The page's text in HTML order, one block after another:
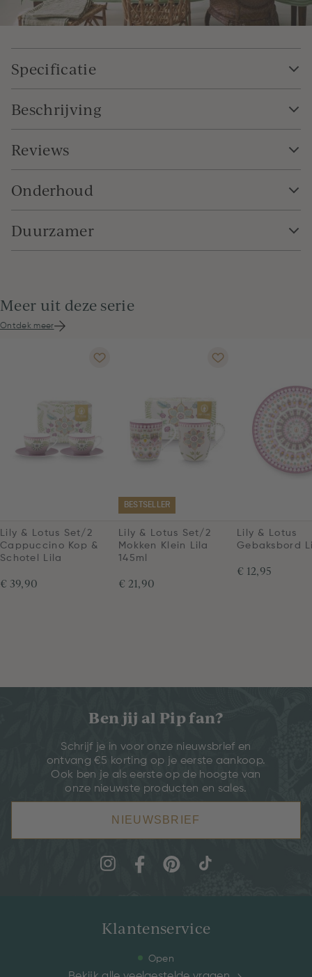
Specificatie
Beschrijving
Reviews
Onderhoud
Duurzamer
Meer uit deze serie
Ontdek meer
Lily & Lotus Set/2
Cappuccino Kop &
Schotel Lila
€ 39,90
BESTSELLER
Lily & Lotus Set/2
Mokken Klein Lila
145ml
€ 21,90
Lily & Lotus
Gebaksbord
€ 12,95
Ben jij al Pip fan?
Schrijf je in voor onze nieuwsbrief en
ontvang €5 korting op je eerste aankoop.
Ook ben je als eerste op de hoogte van
onze nieuwste producten en sales.
NIEUWSBRIEF
Klantenservice
Open